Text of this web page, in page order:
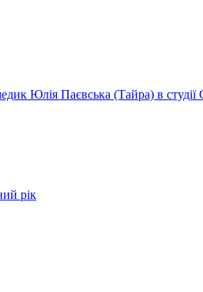
Юлія Паєвська (Тайра) в студії
рік